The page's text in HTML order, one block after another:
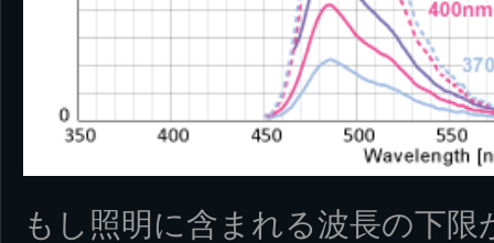
もし照明に含まれる波長の下